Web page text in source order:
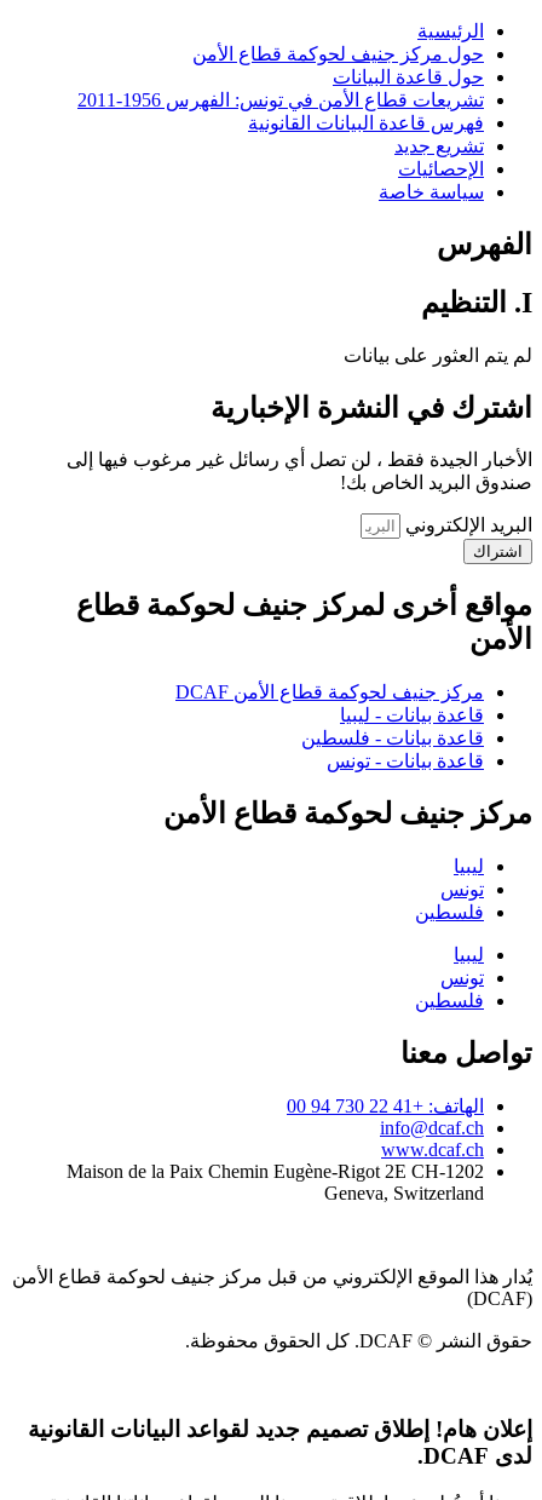
الرئيسية
حول مركز جنيف لحوكمة قطاع الأمن
حول قاعدة البيانات
تشريعات قطاع الأمن في تونس: الفهرس 1956-2011
فهرس قاعدة البيانات القانونية
تشريع جديد
الإحصائيات
سياسة خاصة
الفهرس
I. التنظيم
لم يتم العثور على بيانات
اشترك في النشرة الإخبارية
الأخبار الجيدة فقط ، لن تصل أي رسائل غير مرغوب فيها إلى
صندوق البريد الخاص بك!
البريد الإلكتروني
اشتراك
مواقع أخرى لمركز جنيف لحوكمة قطاع
الأمن
مركز جنيف لحوكمة قطاع الأمن DCAF
قاعدة بيانات - ليبيا
قاعدة بيانات - فلسطين
قاعدة بيانات - تونس
مركز جنيف لحوكمة قطاع الأمن
ليبيا
تونس
فلسطين
ليبيا
تونس
فلسطين
تواصل معنا
الهاتف: +41 22 730 94 00
info@dcaf.ch
www.dcaf.ch
Maison de la Paix Chemin Eugène-Rigot 2E CH-1202
Geneva, Switzerland
يُدار هذا الموقع الإلكتروني من قبل مركز جنيف لحوكمة قطاع الأمن
(DCAF)
حقوق النشر © DCAF. كل الحقوق محفوظة.
إعلان هام! إطلاق تصميم جديد لقواعد البيانات القانونية
لدى DCAF.